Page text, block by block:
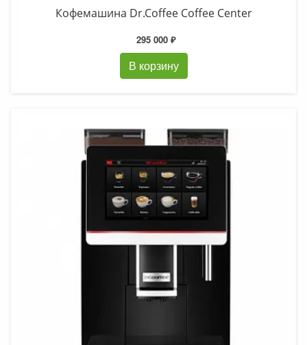
Кофемашина Dr.Coffee Coffee Center
295 000 ₽
В корзину